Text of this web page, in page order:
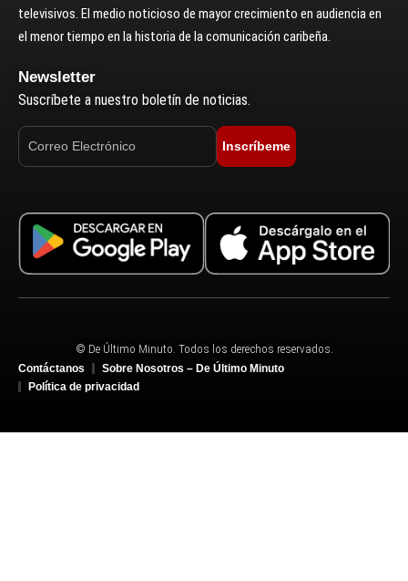
televisivos. El medio noticioso de mayor crecimiento en audiencia en
el menor tiempo en la historia de la comunicación caribeña.
Newsletter
Suscríbete a nuestro boletín de noticias.
Inscríbeme
© De Último Minuto. Todos los derechos reservados.
Contáctanos
Sobre Nosotros – De Último Minuto
Política de privacidad